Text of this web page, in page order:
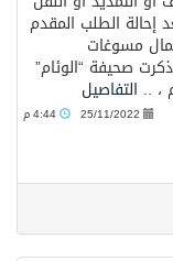
إحالة الطلب المقدم
مسوغات
صحيفة “الوئام”
، .. التفاصيل
25/11/2022